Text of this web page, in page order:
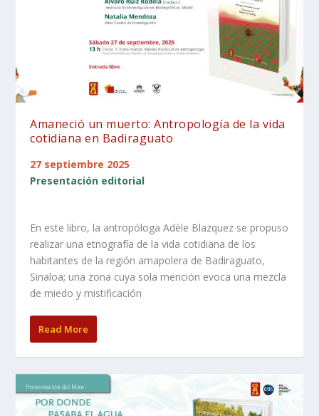
Amaneció un muerto: Antropología de la vida
cotidiana en Badiraguato
27 septiembre 2025
Presentación editorial
En este libro, la antropóloga Adèle Blazquez se propuso
realizar una etnografía de la vida cotidiana de los
habitantes de la región amapolera de Badiraguato,
Sinaloa; una zona cuya sola mención evoca una mezcla
de miedo y mistificación
Read More